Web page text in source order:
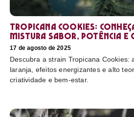
Tropicana Cookies:
mistura sabor, potência e
17 de agosto de 2025
Descubra a strain Tropicana Cookies:
laranja, efeitos energizantes e alto
criatividade e bem-estar.